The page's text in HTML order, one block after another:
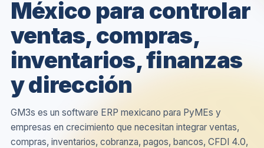
México para controlar
ventas, compras,
inventarios, finanzas
y dirección
GM3s es un software ERP mexicano para PyMEs y
empresas en crecimiento que necesitan integrar ventas,
compras, inventarios, cobranza, pagos, bancos, CFDI 4.0,